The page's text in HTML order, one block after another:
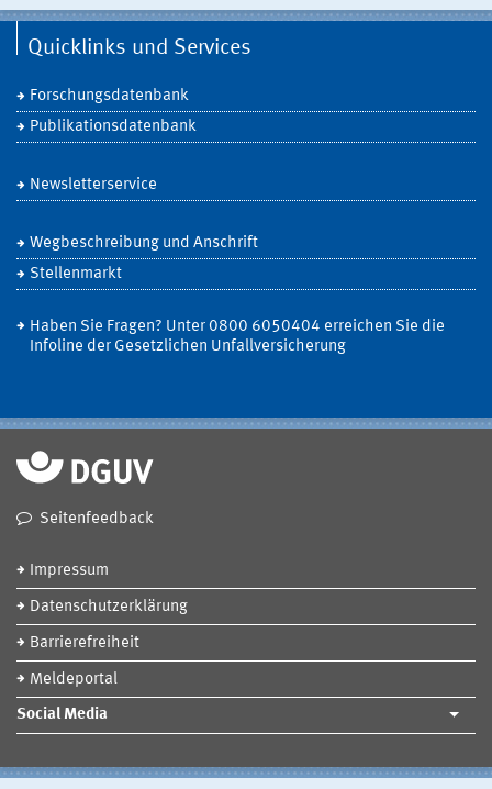
Quicklinks und Services
Forschungsdatenbank
Publikationsdatenbank
Newsletterservice
Wegbeschreibung und Anschrift
Stellenmarkt
Haben Sie Fragen? Unter 0800 6050404 erreichen Sie die
Infoline der Gesetzlichen Unfallversicherung
Seitenfeedback
Impressum
Datenschutzerklärung
Barrierefreiheit
Meldeportal
Social Media